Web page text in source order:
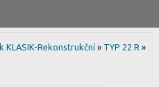
KLASIK-Rekonstrukční » TYP 22 R »